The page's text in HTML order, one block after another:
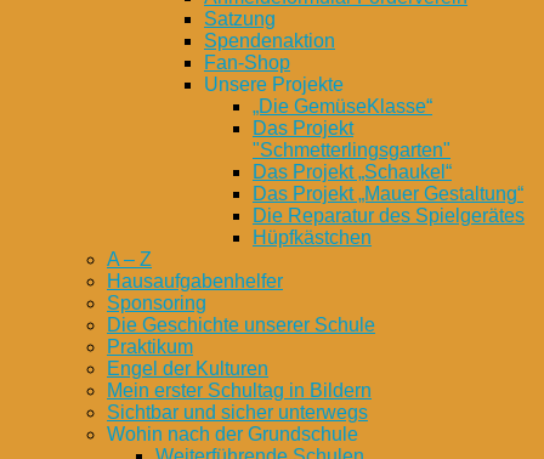
Satzung
Spendenaktion
Fan-Shop
Unsere Projekte
„Die GemüseKlasse“
Das Projekt
"Schmetterlingsgarten"
Das Projekt „Schaukel“
Das Projekt „Mauer Gestaltung“
Die Reparatur des Spielgerätes
Hüpfkästchen
A – Z
Hausaufgabenhelfer
Sponsoring
Die Geschichte unserer Schule
Praktikum
Engel der Kulturen
Mein erster Schultag in Bildern
Sichtbar und sicher unterwegs
Wohin nach der Grundschule